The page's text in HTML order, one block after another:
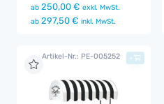
ab 250,00 € exkl. MwSt.
ab 297,50 € inkl. MwSt.
Artikel-Nr.: PE-005252 +